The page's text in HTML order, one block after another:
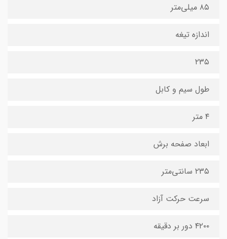
۸۵ میلی‌متر
اندازه تیغه
۲۳۵
طول سیم و کابل
۴ متر
ابعاد صفحه برش
۲۳۵ سانتی‌متر
سرعت حرکت آزاد
۴۲۰۰ دور بر دقیقه